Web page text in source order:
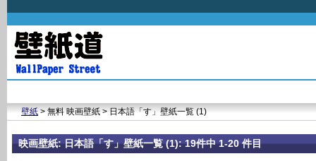
壁紙> 無料 映画壁紙 > 日本語「す」壁紙一覧 (1)
映画壁紙: 日本語「す」壁紙一覧 (1): 19件中 1-20 件目